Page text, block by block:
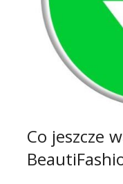
Co jeszcze